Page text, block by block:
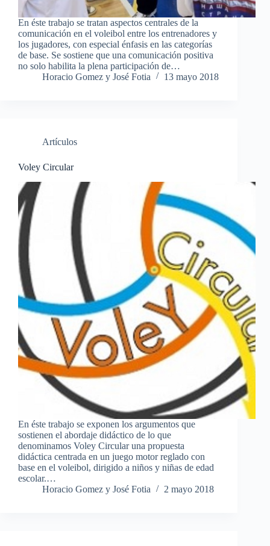
En éste trabajo se tratan aspectos centrales de la
comunicación en el voleibol entre los entrenadores y
los jugadores, con especial énfasis en las categorías
de base. Se sostiene que una comunicación positiva
no solo habilita la plena participación de…
Horacio Gomez y José Fotia
13 mayo 2018
Artículos
Voley Circular
En éste trabajo se exponen los argumentos que
sostienen el abordaje didáctico de lo que
denominamos Voley Circular una propuesta
didáctica centrada en un juego motor reglado con
base en el voleibol, dirigido a niños y niñas de edad
escolar.…
Horacio Gomez y José Fotia
2 mayo 2018